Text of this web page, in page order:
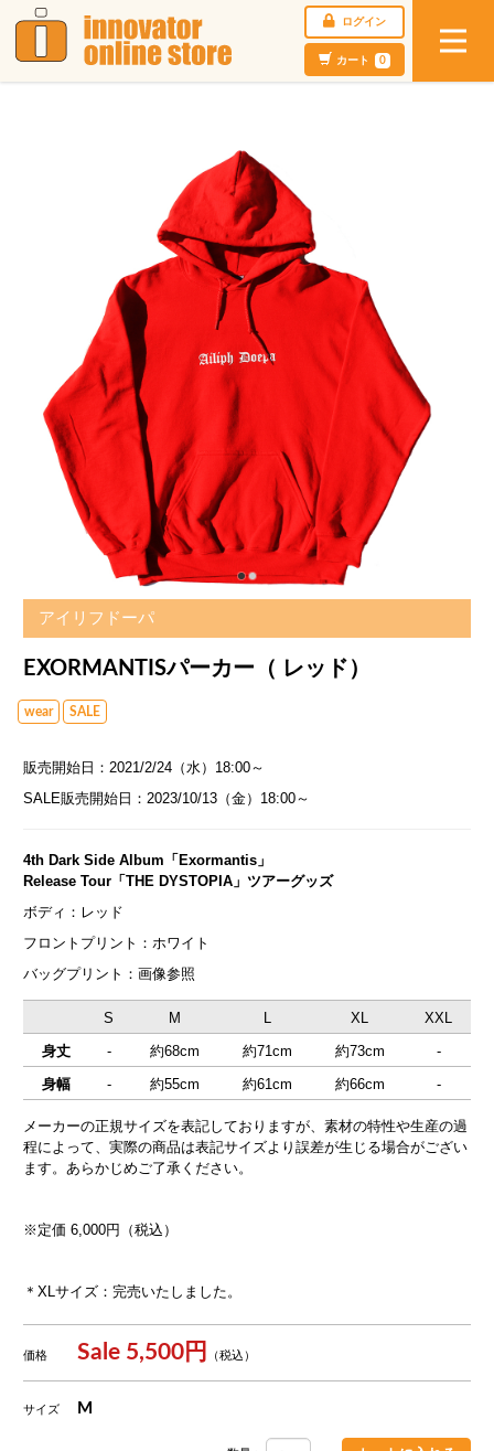
ログイン
カート 0
アイリフドーパ
EXORMANTISパーカー（ レッド）
wear SALE
販売開始日：2021/2/24（水）18:00～
SALE販売開始日：2023/10/13（金）18:00～
4th Dark Side Album「Exormantis」
Release Tour「THE DYSTOPIA」ツアーグッズ
ボディ：レッド
フロントプリント：ホワイト
バッグプリント：画像参照
S M L XL
XXL
身丈
- 約68cm 約71cm 約73cm
-
身幅
- 約55cm 約61cm 約66cm -
メーカーの正規サイズを表記しておりますが、素材の特性や生産の過
程によって、実際の商品は表記サイズより誤差が生じる場合がござい
ます。あらかじめご了承ください。
※定価 6,000円（税込）
＊XLサイズ：完売いたしました。
価格 Sale 5,500円 （税込）
サイズ M